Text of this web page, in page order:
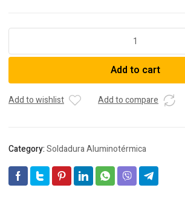
quantity
Add to cart
Add to wishlist Add to compare
Category:Soldadura Aluminotérmica